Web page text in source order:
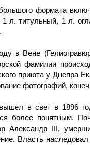
формата
1 л. титульный, 1 л.
в Вене
фамилии
приюта у Днепра
фотографий,
в свет в 1896
более понятным.
Александр III,
Власть